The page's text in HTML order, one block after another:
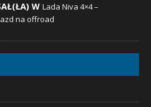
W Lada Niva 4×4 –
na offroad